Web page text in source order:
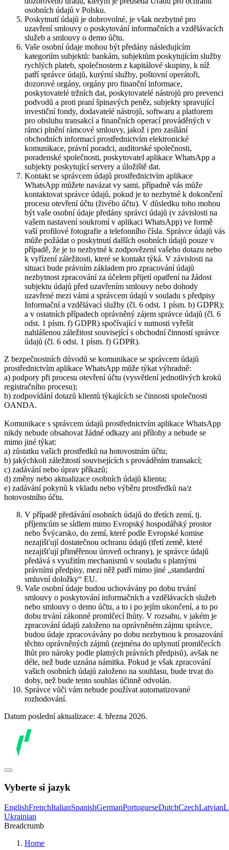
osobních údajů v Polsku.
Poskytnutí údajů je dobrovolné, je však nezbytné pro
uzavření smlouvy o poskytování informačních a vzdělávacích
služeb a smlouvy o demo účtu.
Vaše osobní údaje mohou být předány následujícím
kategoriím subjektů: bankám, subjektům poskytujícím služby
rychlých plateb, společnostem z kapitálové skupiny, k níž
patří správce údajů, kurýrní služby, poštovní operátoři,
dozorové orgány, orgány pro finanční informace,
poskytovatelé tržních dat, poskytovatelé nástrojů pro prevenci
podvodů a proti praní špinavých peněz, subjekty spravující
investiční fondy, dodavatelé nástrojů, softwaru a platforem
pro obsluhu transakcí a finančních operací prováděných v
rámci plnění rámcové smlouvy, jakož i pro zasílání
obchodních informací prostřednictvím elektronické
komunikace, právní poradci, auditorské společnosti,
poradenské společnosti, poskytovatel aplikace WhatsApp a
subjekty poskytující servery a úložiště dat.
Kontakt se správcem údajů prostřednictvím aplikace
WhatsApp můžete navázat vy sami, případně vás může
kontaktovat správce údajů, pokud je to nezbytné k dokončení
procesu otevření účtu (živého účtu). V důsledku toho mohou
být vaše osobní údaje předány správci údajů (v závislosti na
vašem nastavení soukromí v aplikaci WhatsApp) ve formě
vaší profilové fotografie a telefonního čísla. Správce údajů vás
může požádat o poskytnutí dalších osobních údajů pouze v
případě, že je to nezbytné k zodpovězení vašeho dotazu nebo
k vyřízení záležitosti, které se kontakt týká. V závislosti na
situaci bude právním základem pro zpracování údajů
nezbytnost zpracování za účelem přijetí opatření na žádost
subjektu údajů před uzavřením smlouvy nebo dohody
uzavřené mezi vámi a správcem údajů v souladu s předpisy
Informační a vzdělávací služby (čl. 6 odst. 1 písm. b) GDPR);
a v ostatních případech oprávněný zájem správce údajů (čl. 6
odst. 1 písm. f) GDPR) spočívající v nutnosti vyřešit
nahlášenou záležitost související s obchodní činností správce
údajů (čl. 6 odst. 1 písm. f) GDPR).
Z bezpečnostních důvodů se komunikace se správcem údajů
prostřednictvím aplikace WhatsApp může týkat výhradně:
a) podpory při procesu otevření účtu (vysvětlení jednotlivých kroků
registračního procesu);
b) zodpovídání dotazů klientů týkajících se činnosti společnosti
OANDA.
Komunikace s správcem údajů prostřednictvím aplikace WhatsApp
nikdy nebude obsahovat žádné odkazy ani přílohy a nebude se
mimo jiné týkat:
a) zůstatku vašich prostředků na hotovostním účtu;
b) jakýchkoli záležitostí souvisejících s prováděním transakcí;
c) zadávání nebo úprav příkazů;
d) změny nebo aktualizace osobních údajů klienta;
e) zadávání pokynů k vkladu nebo výběru prostředků na/z
hotovostního účtu.
V případě předávání osobních údajů do třetích zemí, tj.
příjemcům se sídlem mimo Evropský hospodářský prostor
nebo Švýcarsko, do zemí, které podle Evropské komise
nezajišťují dostatečnou ochranu údajů (třetí země, které
nezajišťují přiměřenou úroveň ochrany), je správce údajů
předává s využitím mechanismů v souladu s platnými
právními předpisy, mezi něž patří mimo jiné „standardní
smluvní doložky“ EU.
Vaše osobní údaje budou uchovávány po dobu trvání
smlouvy o poskytování informačních a vzdělávacích služeb
nebo smlouvy o demo účtu, a to i po jejím ukončení, a to po
dobu trvání zákonné promlčecí lhůty. V rozsahu, v jakém je
zpracování údajů založeno na oprávněném zájmu správce,
budou údaje zpracovávány po dobu nezbytnou k prosazování
těchto oprávněných zájmů (zejména do uplynutí promlčecích
lhůt pro nároky podle platných právních předpisů), avšak ne
déle, než bude uznána námitka. Pokud je však zpracování
vašich osobních údajů založeno na souhlasu, bude trvat do
doby, než bude tento souhlas účinně odvolán.
Správce vůči vám nebude používat automatizované
rozhodování.
Datum poslední aktualizace: 4. března 2026.
Vyberte si jazyk
EnglishFrenchItalianSpanishGermanPortugueseDutchCzechLatvian
Ukrainian
Breadcrumb
Home